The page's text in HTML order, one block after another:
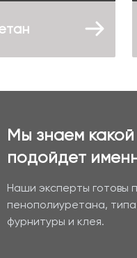
Мы знаем
подойдет
Наши эксперты готовы
пенополиуретана,
фурнитуры и клея.